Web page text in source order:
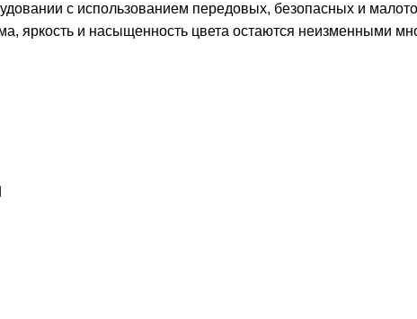
с использованием передовых, безопасных и
яркость и насыщенность цвета остаются неизменными